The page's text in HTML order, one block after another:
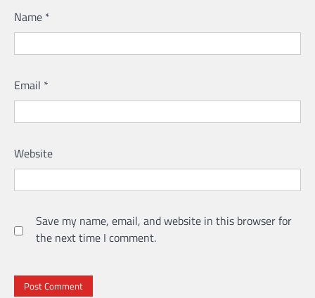
Name *
Email *
Website
Save my name, email, and website in this browser for
the next time I comment.